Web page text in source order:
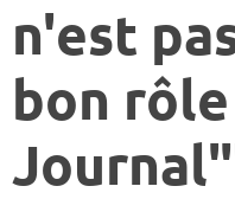
n'est
bon